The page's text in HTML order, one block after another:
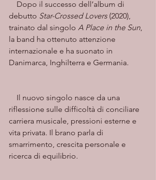
debutto Star-Crossed Lovers (2020),
trainato dal singolo A Place in the Sun,
la band ha ottenuto attenzione
internazionale e ha suonato in
Danimarca, Inghilterra e Germania.
riflessione sulle difficoltà di conciliare
carriera musicale, pressioni esterne e
vita privata. Il brano parla di
smarrimento, crescita personale e
ricerca di equilibrio.